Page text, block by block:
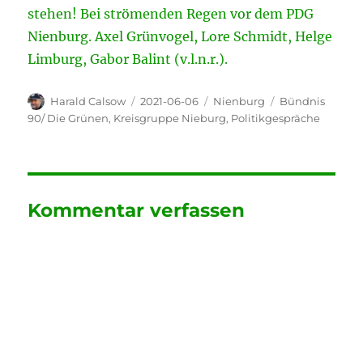
stehen! Bei strömenden Regen vor dem PDG
Nienburg. Axel Grünvogel, Lore Schmidt, Helge
Limburg, Gabor Balint (v.l.n.r.).
Autor
Harald Calsow
Veröffentlicht
am
2021-06-06 Kategorien
Nienburg Schlagwörter
Bündnis
90/ Die Grünen, Kreisgruppe Nieburg, Politikgespräche
Kommentar verfassen